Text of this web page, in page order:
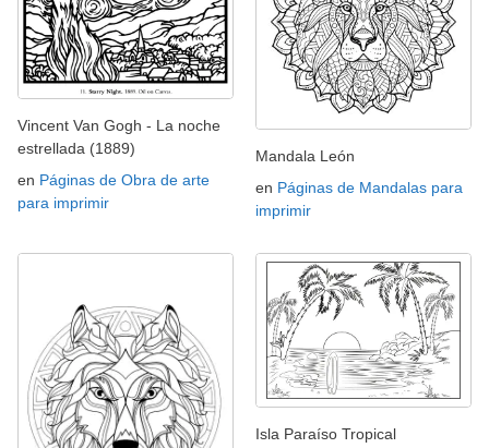
Vincent Van Gogh - La noche
estrellada (1889)
en Páginas de Obra de arte
para imprimir
Mandala León
en Páginas de Mandalas para
imprimir
Isla Paraíso Tropical